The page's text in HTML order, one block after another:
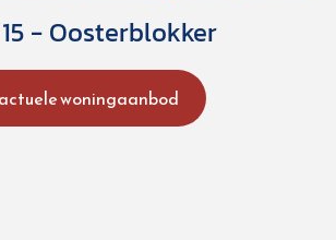
- Oosterblokker
woningaanbod